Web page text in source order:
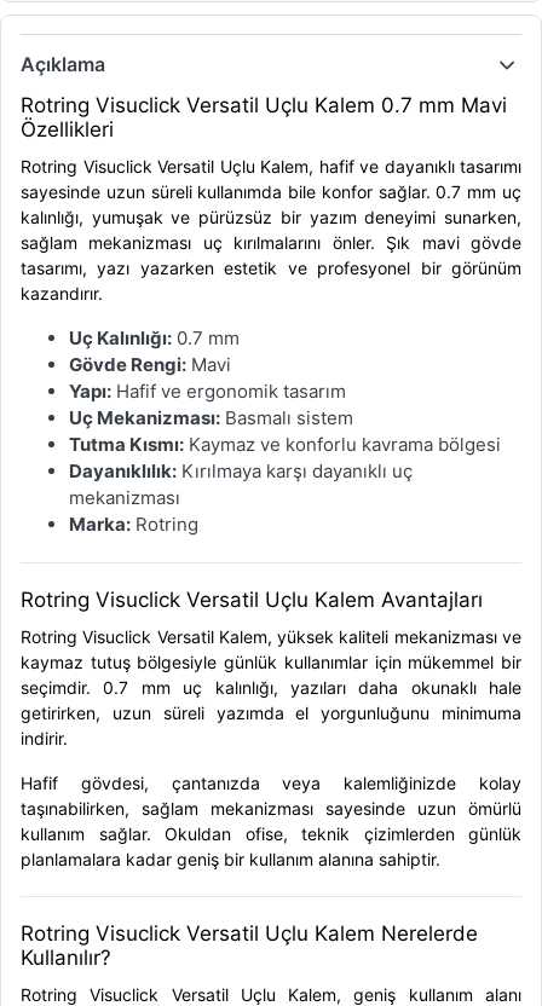
Açıklama
Rotring Visuclick Versatil Uçlu Kalem 0.7 mm Mavi
Özellikleri
Rotring Visuclick Versatil Uçlu Kalem, hafif ve dayanıklı tasarımı
sayesinde uzun süreli kullanımda bile konfor sağlar. 0.7 mm uç
kalınlığı, yumuşak ve pürüzsüz bir yazım deneyimi sunarken,
sağlam mekanizması uç kırılmalarını önler. Şık mavi gövde
tasarımı, yazı yazarken estetik ve profesyonel bir görünüm
kazandırır.
Uç Kalınlığı: 0.7 mm
Gövde Rengi: Mavi
Yapı: Hafif ve ergonomik tasarım
Uç Mekanizması: Basmalı sistem
Tutma Kısmı: Kaymaz ve konforlu kavrama bölgesi
Dayanıklılık: Kırılmaya karşı dayanıklı uç
mekanizması
Marka: Rotring
Rotring Visuclick Versatil Uçlu Kalem Avantajları
Rotring Visuclick Versatil Kalem, yüksek kaliteli mekanizması ve
kaymaz tutuş bölgesiyle günlük kullanımlar için mükemmel bir
seçimdir. 0.7 mm uç kalınlığı, yazıları daha okunaklı hale
getirirken, uzun süreli yazımda el yorgunluğunu minimuma
indirir.
Hafif gövdesi, çantanızda veya kalemliğinizde kolay
taşınabilirken, sağlam mekanizması sayesinde uzun ömürlü
kullanım sağlar. Okuldan ofise, teknik çizimlerden günlük
planlamalara kadar geniş bir kullanım alanına sahiptir.
Rotring Visuclick Versatil Uçlu Kalem Nerelerde
Kullanılır?
Rotring Visuclick Versatil Uçlu Kalem, geniş kullanım alanı